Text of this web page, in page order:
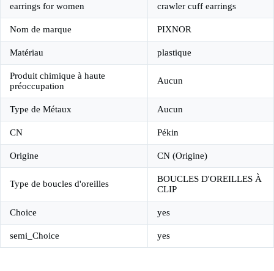
earrings for women crawler cuff earrings
Nom de marque PIXNOR
Matériau plastique
Produit chimique à haute
préoccupation
Aucun
Type de Métaux Aucun
CN Pékin
Origine CN (Origine)
Type de boucles d'oreilles
BOUCLES D'OREILLES À
CLIP
Choice yes
semi_Choice yes